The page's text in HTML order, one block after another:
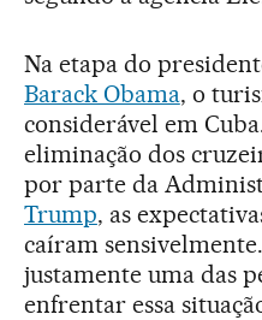
Na etapa do
Barack Obama, o
considerável em
eliminação dos
por parte da
Trump, as
caíram
justamente uma das
enfrentar essa